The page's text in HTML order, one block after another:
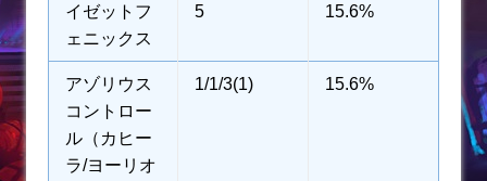
イゼットフ
ェニックス
5 15.6%
アゾリウス
コントロー
ル（カヒー
ラ/ヨーリオ
1/1/3(1) 15.6%